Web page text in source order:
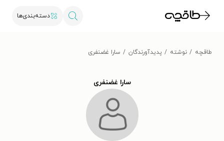
دسته‌بندی‌ها
طاقچه نوشته پدیدآورندگان سارا غضنفری
سارا غضنفری